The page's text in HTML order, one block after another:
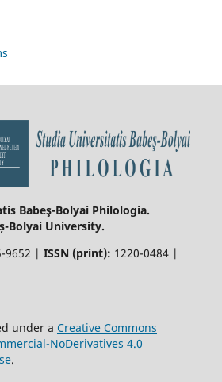
Babeş-Bolyai Philologia.
Bolyai University.
9652 | ISSN (print): 1220-0484 |
under a Creative Commons
NoDerivatives 4.0
.